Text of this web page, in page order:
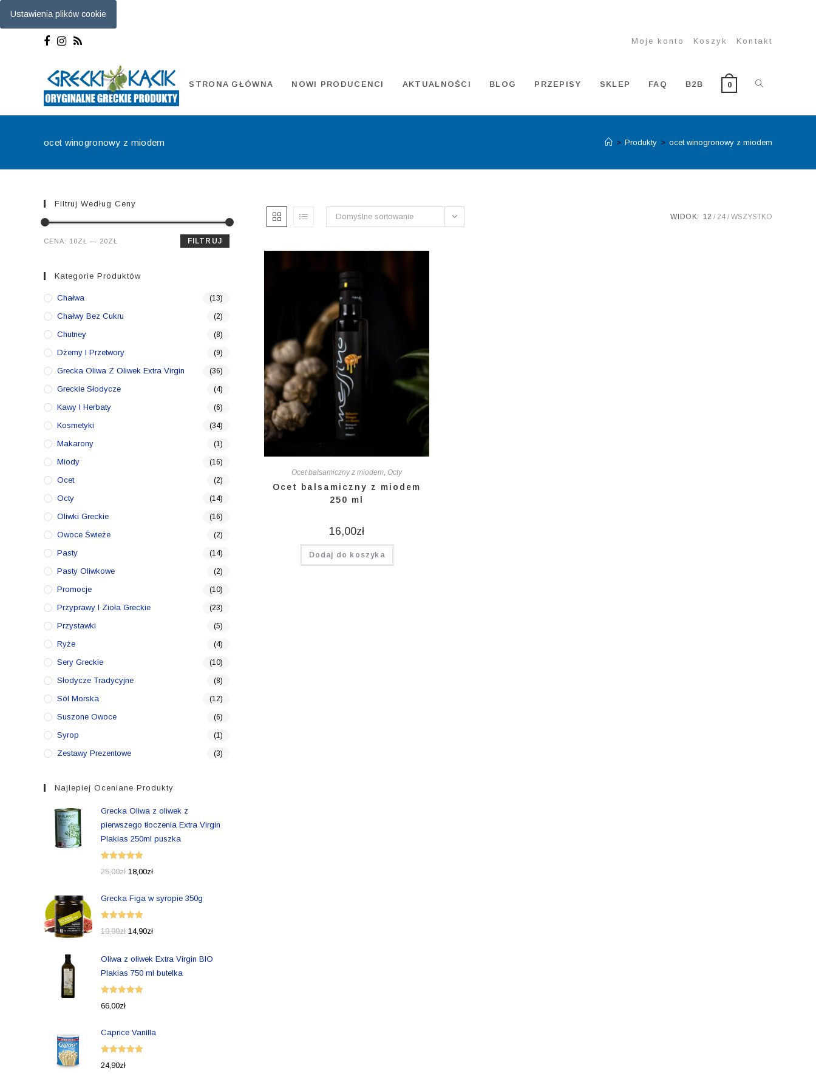
Ustawienia plików cookie
Moje konto Koszyk Kontakt
STRONA GŁÓWNA NOWI PRODUCENCI AKTUALNOŚCI BLOG PRZEPISY SKLEP FAQ B2B 0 TOGGLE
WEBSITE
ocet winogronowy z miodem > Produkty > ocet winogronowy z miodem
Domyślne sortowanie WIDOK: 12 24 WSZYSTKO
Ocet balsamiczny z miodem,Octy
Ocet balsamiczny z miodem
250 ml
16,00zł
Dodaj do koszyka
Filtruj Według Ceny
Cena
Cena
FILTRUJ
CENA: 10ZŁ — 20ZŁ
Kategorie Produktów
Chałwa (13)
Chałwy Bez Cukru (2)
Chutney (8)
Dżemy I Przetwory (9)
Grecka Oliwa Z Oliwek Extra Virgin (36)
Greckie Słodycze (4)
Kawy I Herbaty (6)
Kosmetyki (34)
Makarony (1)
Miody (16)
Ocet (2)
Octy (14)
Oliwki Greckie (16)
Owoce Świeże (2)
Pasty (14)
Pasty Oliwkowe (2)
Promocje (10)
Przyprawy I Zioła Greckie (23)
Przystawki (5)
Ryże (4)
Sery Greckie (10)
Słodycze Tradycyjne (8)
Sól Morska (12)
Suszone Owoce (6)
Syrop (1)
Zestawy Prezentowe (3)
Najlepiej Oceniane Produkty
Grecka Oliwa z oliwek z
pierwszego tłoczenia Extra Virgin
Plakias 250ml puszka
Oceniono
25,00zł 18,00zł
Grecka Figa w syropie 350g
Oceniono
19,90zł 14,90zł
Oliwa z oliwek Extra Virgin BIO
Plakias 750 ml butelka
Oceniono
66,00zł
Caprice Vanilla
Oceniono
24,90zł